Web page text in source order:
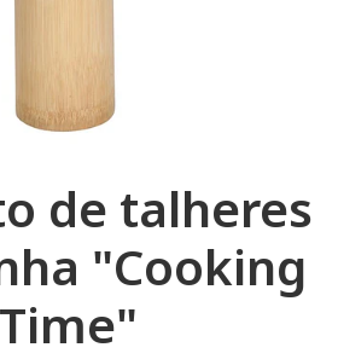
de talheres
"Cooking
Time"